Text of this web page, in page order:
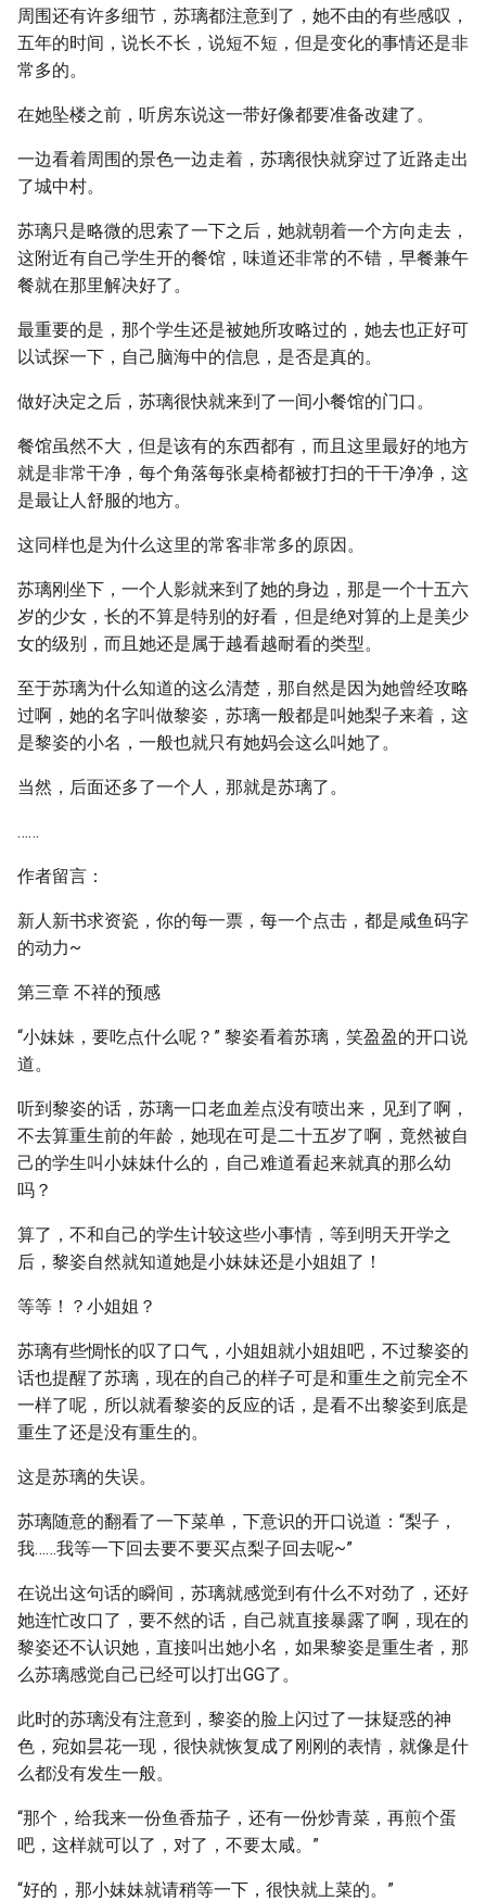
周围还有许多细节，苏璃都注意到了，她不由的有些感叹，
五年的时间，说长不长，说短不短，但是变化的事情还是非
常多的。
在她坠楼之前，听房东说这一带好像都要准备改建了。
一边看着周围的景色一边走着，苏璃很快就穿过了近路走出
了城中村。
苏璃只是略微的思索了一下之后，她就朝着一个方向走去，
这附近有自己学生开的餐馆，味道还非常的不错，早餐兼午
餐就在那里解决好了。
最重要的是，那个学生还是被她所攻略过的，她去也正好可
以试探一下，自己脑海中的信息，是否是真的。
做好决定之后，苏璃很快就来到了一间小餐馆的门口。
餐馆虽然不大，但是该有的东西都有，而且这里最好的地方
就是非常干净，每个角落每张桌椅都被打扫的干干净净，这
是最让人舒服的地方。
这同样也是为什么这里的常客非常多的原因。
苏璃刚坐下，一个人影就来到了她的身边，那是一个十五六
岁的少女，长的不算是特别的好看，但是绝对算的上是美少
女的级别，而且她还是属于越看越耐看的类型。
至于苏璃为什么知道的这么清楚，那自然是因为她曾经攻略
过啊，她的名字叫做黎姿，苏璃一般都是叫她梨子来着，这
是黎姿的小名，一般也就只有她妈会这么叫她了。
当然，后面还多了一个人，那就是苏璃了。
……
作者留言：
新人新书求资瓷，你的每一票，每一个点击，都是咸鱼码字
的动力~
第三章 不祥的预感
“小妹妹，要吃点什么呢？” 黎姿看着苏璃，笑盈盈的开口说
道。
听到黎姿的话，苏璃一口老血差点没有喷出来，见到了啊，
不去算重生前的年龄，她现在可是二十五岁了啊，竟然被自
己的学生叫小妹妹什么的，自己难道看起来就真的那么幼
吗？
算了，不和自己的学生计较这些小事情，等到明天开学之
后，黎姿自然就知道她是小妹妹还是小姐姐了！
等等！？小姐姐？
苏璃有些惆怅的叹了口气，小姐姐就小姐姐吧，不过黎姿的
话也提醒了苏璃，现在的自己的样子可是和重生之前完全不
一样了呢，所以就看黎姿的反应的话，是看不出黎姿到底是
重生了还是没有重生的。
这是苏璃的失误。
苏璃随意的翻看了一下菜单，下意识的开口说道：“梨子，
我……我等一下回去要不要买点梨子回去呢~”
在说出这句话的瞬间，苏璃就感觉到有什么不对劲了，还好
她连忙改口了，要不然的话，自己就直接暴露了啊，现在的
黎姿还不认识她，直接叫出她小名，如果黎姿是重生者，那
么苏璃感觉自己已经可以打出GG了。
此时的苏璃没有注意到，黎姿的脸上闪过了一抹疑惑的神
色，宛如昙花一现，很快就恢复成了刚刚的表情，就像是什
么都没有发生一般。
“那个，给我来一份鱼香茄子，还有一份炒青菜，再煎个蛋
吧，这样就可以了，对了，不要太咸。”
“好的，那小妹妹就请稍等一下，很快就上菜的。”